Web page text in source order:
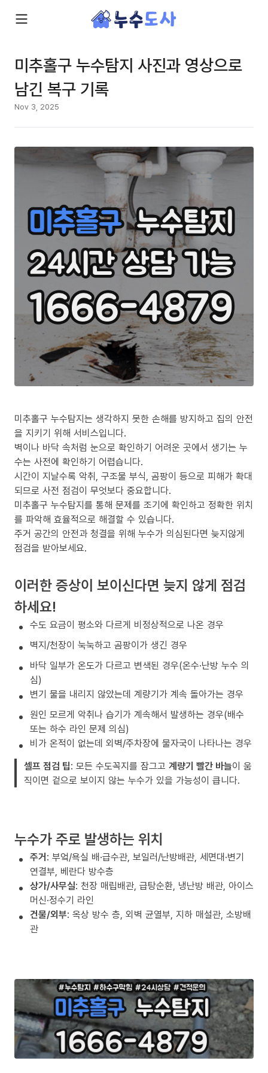
미추홀구 누수탐지 사진과 영상으로
남긴 복구 기록
Nov 3, 2025
미추홀구 누수탐지는 생각하지 못한 손해를 방지하고 집의 안전
을 지키기 위해 서비스입니다.
벽이나 바닥 속처럼 눈으로 확인하기 어려운 곳에서 생기는 누
수는 사전에 확인하기 어렵습니다.
시간이 지날수록 악취, 구조물 부식, 곰팡이 등으로 피해가 확대
되므로 사전 점검이 무엇보다 중요합니다.
미추홀구 누수탐지를 통해 문제를 조기에 확인하고 정확한 위치
를 파악해 효율적으로 해결할 수 있습니다.
주거 공간의 안전과 청결을 위해 누수가 의심된다면 늦지않게
점검을 받아보세요.
이러한 증상이 보이신다면 늦지 않게 점검
하세요!
수도 요금이 평소와 다르게 비정상적으로 나온 경우
벽지/천장이 눅눅하고 곰팡이가 생긴 경우
바닥 일부가 온도가 다르고 변색된 경우(온수·난방 누수 의
심)
변기 물을 내리지 않았는데 계량기가 계속 돌아가는 경우
원인 모르게 악취나 습기가 계속해서 발생하는 경우(배수
또는 하수 라인 문제 의심)
비가 온적이 없는데 외벽/주차장에 물자국이 나타나는 경우
셀프 점검 팁: 모든 수도꼭지를 잠그고 계량기 빨간 바늘이 움
직이면 겉으로 보이지 않는 누수가 있을 가능성이 큽니다.
누수가 주로 발생하는 위치
주거: 부엌/욕실 배·급수관, 보일러/난방배관, 세면대·변기
연결부, 베란다 방수층
상가/사무실: 천장 매립배관, 급탕순환, 냉난방 배관, 아이스
머신·정수기 라인
건물/외부: 옥상 방수 층, 외벽 균열부, 지하 매설관, 소방배
관